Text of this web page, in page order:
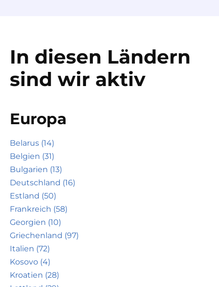
In diesen Ländern
sind wir aktiv
Europa
Belarus (14)
Belgien (31)
Bulgarien (13)
Deutschland (16)
Estland (50)
Frankreich (58)
Georgien (10)
Griechenland (97)
Italien (72)
Kosovo (4)
Kroatien (28)